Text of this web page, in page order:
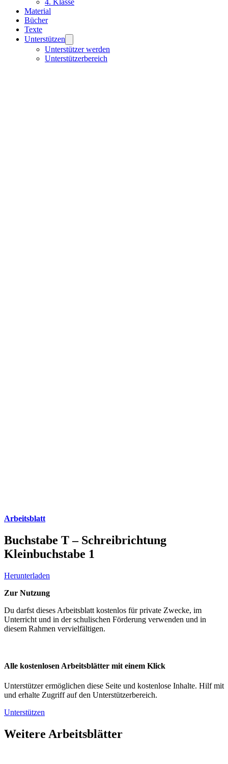
4. Klasse
Material
Bücher
Texte
Unterstützen
Unterstützer werden
Unterstützerbereich
Arbeitsblatt
Buchstabe T – Schreibrichtung
Kleinbuchstabe 1
Herunterladen
Zur Nutzung
Du darfst dieses Arbeitsblatt kostenlos für private Zwecke, im
Unterricht und in der schulischen Förderung verwenden und in
diesem Rahmen vervielfältigen.
Alle kostenlosen Arbeitsblätter mit einem Klick
Unterstützer ermöglichen diese Seite und kostenlose Inhalte. Hilf mit
und erhalte Zugriff auf den Unterstützerbereich.
Unterstützen
Weitere Arbeitsblätter